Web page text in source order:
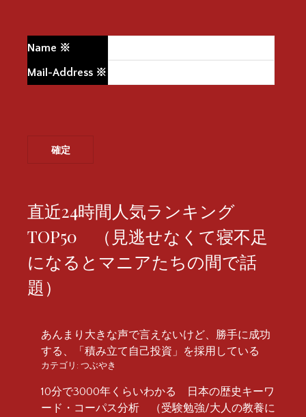
Name ※
Mail-Address ※
直近24時間人気ランキング
TOP50 （見逃せなくて寝不足
になるとマニアたちの間で話
題）
あんまり大きな声で言えないけど、勝手に成功
する、「積み立て自己投資」を採用している
カテゴリ: つぶやき
10分で3000年くらいわかる 日本の歴史キーワ
ード・コーパス分析 （受験勉強/大人の教養に